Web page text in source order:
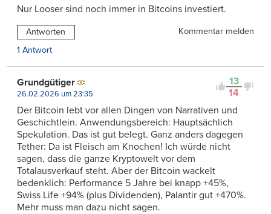
Nur Looser sind noch immer in Bitcoins investiert.
Antworten
Kommentar melden
1 Antwort
13
14
Grundgütiger
26.02.2026 um 23:35
Der Bitcoin lebt vor allen Dingen von Narrativen und
Geschichtlein. Anwendungsbereich: Hauptsächlich
Spekulation. Das ist gut belegt. Ganz anders dagegen
Tether: Da ist Fleisch am Knochen! Ich würde nicht
sagen, dass die ganze Kryptowelt vor dem
Totalausverkauf steht. Aber der Bitcoin wackelt
bedenklich: Performance 5 Jahre bei knapp +45%,
Swiss Life +94% (plus Dividenden), Palantir gut +470%.
Mehr muss man dazu nicht sagen.